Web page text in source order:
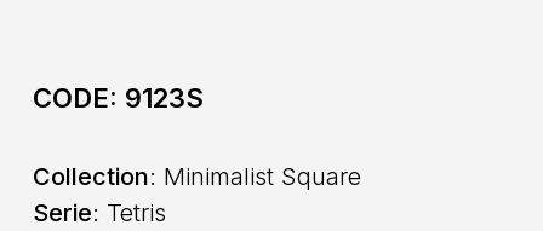
CODE: 9123S
Collection: Minimalist Square
Serie: Tetris